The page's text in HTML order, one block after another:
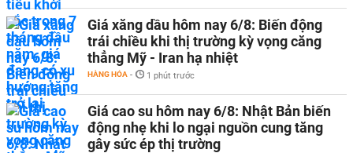
Giá xăng dầu hôm nay 6/8: Biến động
trái chiều khi thị trường kỳ vọng căng
thẳng Mỹ - Iran hạ nhiệt
HÀNG HÓA - 1 phút trước
Giá cao su hôm nay 6/8: Nhật Bản biến
động nhẹ khi lo ngại nguồn cung tăng
gây sức ép thị trường